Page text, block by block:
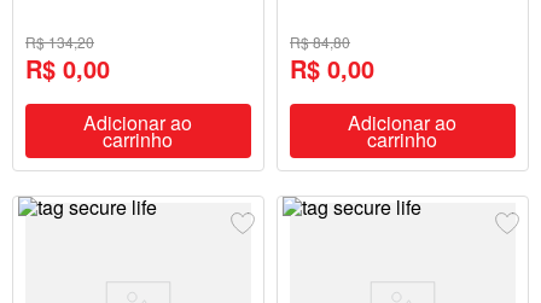
R$ 134,20
R$ 0,00
Adicionar ao
carrinho
R$ 84,80
R$ 0,00
Adicionar ao
carrinho